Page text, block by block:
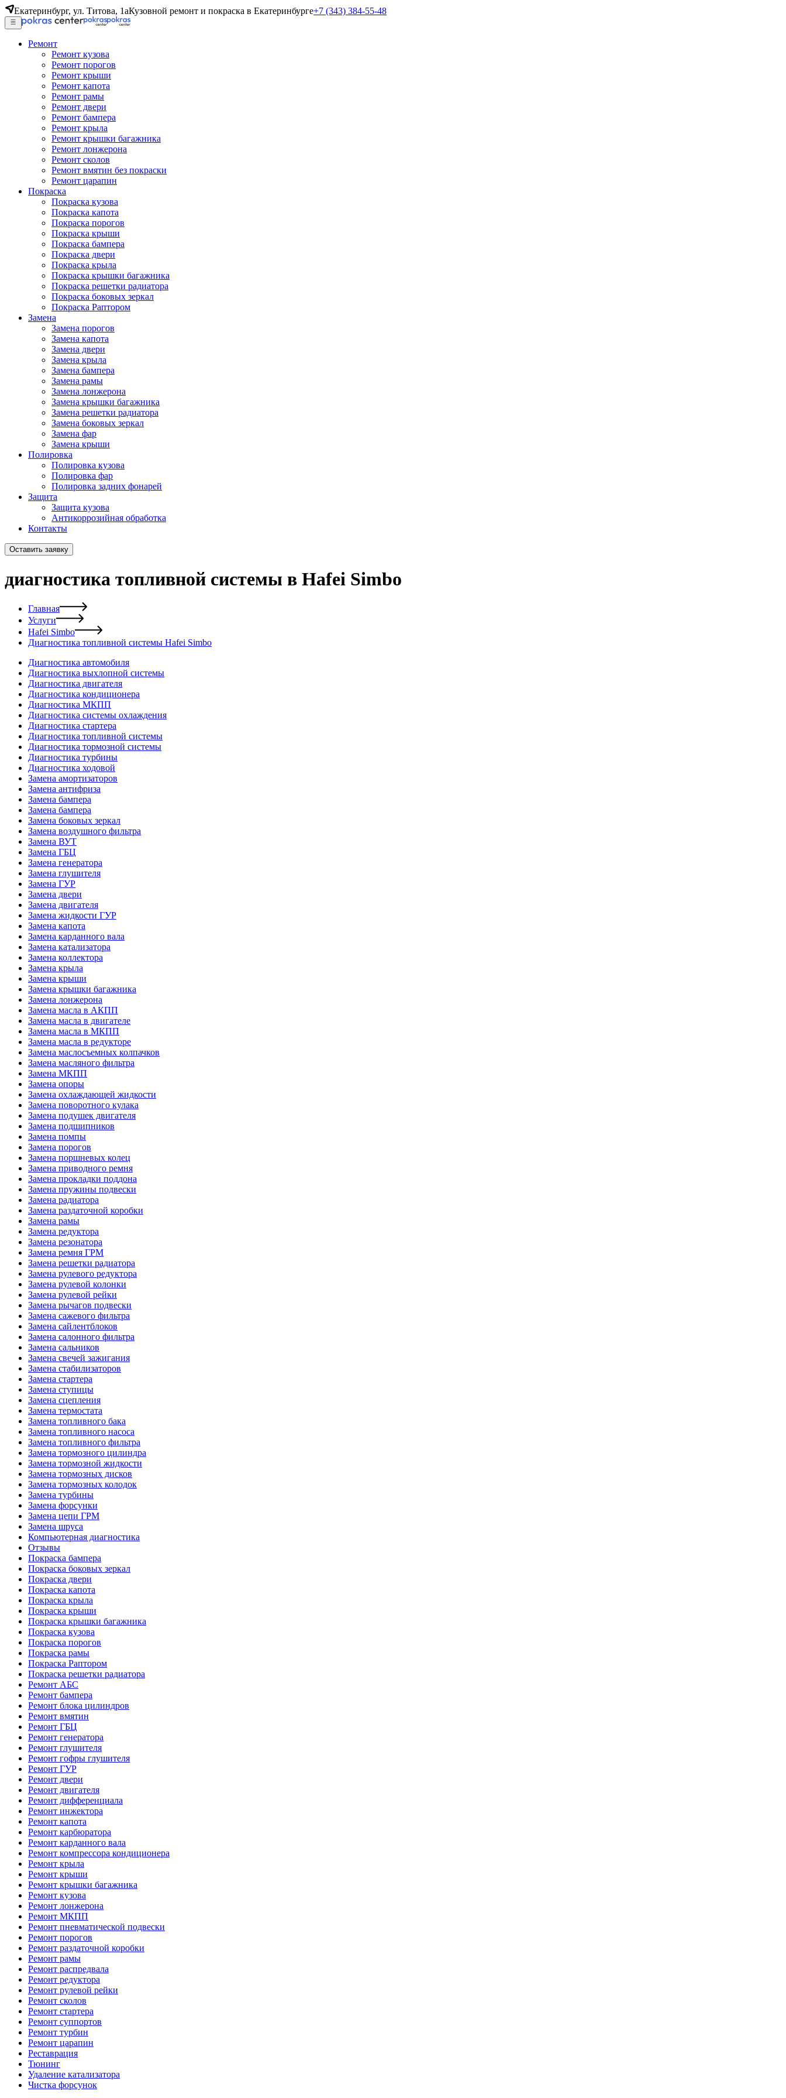
Екатеринбург, ул. Титова, 1аКузовной ремонт и покраска в Екатеринбурге+7 (343) 384-55-48
Ремонт
Ремонт кузова
Ремонт порогов
Ремонт крыши
Ремонт капота
Ремонт рамы
Ремонт двери
Ремонт бампера
Ремонт крыла
Ремонт крышки багажника
Ремонт лонжерона
Ремонт сколов
Ремонт вмятин без покраски
Ремонт царапин
Покраска
Покраска кузова
Покраска капота
Покраска порогов
Покраска крыши
Покраска бампера
Покраска двери
Покраска крыла
Покраска крышки багажника
Покраска решетки радиатора
Покраска боковых зеркал
Покраска Раптором
Замена
Замена порогов
Замена капота
Замена двери
Замена крыла
Замена бампера
Замена рамы
Замена лонжерона
Замена крышки багажника
Замена решетки радиатора
Замена боковых зеркал
Замена фар
Замена крыши
Полировка
Полировка кузова
Полировка фар
Полировка задних фонарей
Защита
Защита кузова
Антикоррозийная обработка
Контакты
Оставить заявку
диагностика топливной системы в Hafei Simbo
Главная
Услуги
Hafei Simbo
Диагностика топливной системы Hafei Simbo
Диагностика автомобиля
Диагностика выхлопной системы
Диагностика двигателя
Диагностика кондиционера
Диагностика МКПП
Диагностика системы охлаждения
Диагностика стартера
Диагностика топливной системы
Диагностика тормозной системы
Диагностика турбины
Диагностика ходовой
Замена амортизаторов
Замена антифриза
Замена бампера
Замена бампера
Замена боковых зеркал
Замена воздушного фильтра
Замена ВУТ
Замена ГБЦ
Замена генератора
Замена глушителя
Замена ГУР
Замена двери
Замена двигателя
Замена жидкости ГУР
Замена капота
Замена карданного вала
Замена катализатора
Замена коллектора
Замена крыла
Замена крыши
Замена крышки багажника
Замена лонжерона
Замена масла в АКПП
Замена масла в двигателе
Замена масла в МКПП
Замена масла в редукторе
Замена маслосъемных колпачков
Замена масляного фильтра
Замена МКПП
Замена опоры
Замена охлаждающей жидкости
Замена поворотного кулака
Замена подушек двигателя
Замена подшипников
Замена помпы
Замена порогов
Замена поршневых колец
Замена приводного ремня
Замена прокладки поддона
Замена пружины подвески
Замена радиатора
Замена раздаточной коробки
Замена рамы
Замена редуктора
Замена резонатора
Замена ремня ГРМ
Замена решетки радиатора
Замена рулевого редуктора
Замена рулевой колонки
Замена рулевой рейки
Замена рычагов подвески
Замена сажевого фильтра
Замена сайлентблоков
Замена салонного фильтра
Замена сальников
Замена свечей зажигания
Замена стабилизаторов
Замена стартера
Замена ступицы
Замена сцепления
Замена термостата
Замена топливного бака
Замена топливного насоса
Замена топливного фильтра
Замена тормозного цилиндра
Замена тормозной жидкости
Замена тормозных дисков
Замена тормозных колодок
Замена турбины
Замена форсунки
Замена цепи ГРМ
Замена шруса
Компьютерная диагностика
Отзывы
Покраска бампера
Покраска боковых зеркал
Покраска двери
Покраска капота
Покраска крыла
Покраска крыши
Покраска крышки багажника
Покраска кузова
Покраска порогов
Покраска рамы
Покраска Раптором
Покраска решетки радиатора
Ремонт АБС
Ремонт бампера
Ремонт блока цилиндров
Ремонт вмятин
Ремонт ГБЦ
Ремонт генератора
Ремонт глушителя
Ремонт гофры глушителя
Ремонт ГУР
Ремонт двери
Ремонт двигателя
Ремонт дифференциала
Ремонт инжектора
Ремонт капота
Ремонт карбюратора
Ремонт карданного вала
Ремонт компрессора кондиционера
Ремонт крыла
Ремонт крыши
Ремонт крышки багажника
Ремонт кузова
Ремонт лонжерона
Ремонт МКПП
Ремонт пневматической подвески
Ремонт порогов
Ремонт раздаточной коробки
Ремонт рамы
Ремонт распредвала
Ремонт редуктора
Ремонт рулевой рейки
Ремонт сколов
Ремонт стартера
Ремонт суппортов
Ремонт турбин
Ремонт царапин
Реставрация
Тюнинг
Удаление катализатора
Чистка форсунок